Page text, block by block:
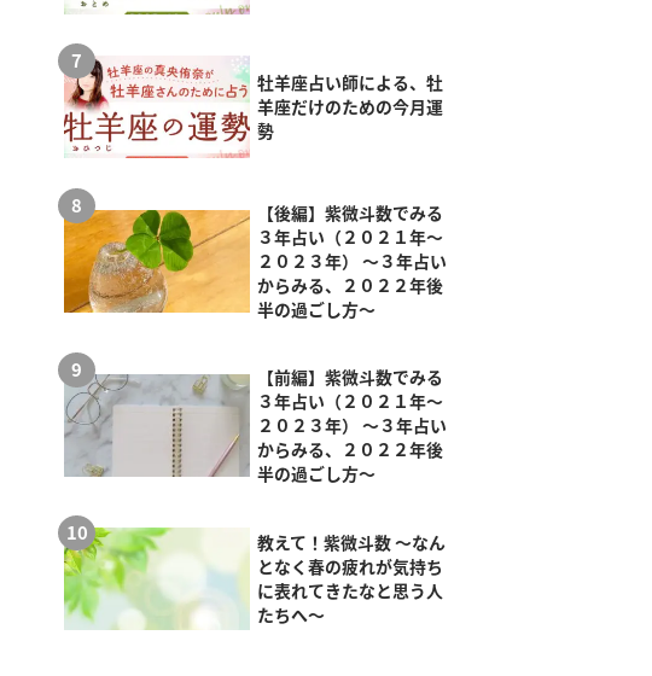
牡羊座占い師による、牡
羊座だけのための今月運
勢
【後編】紫微斗数でみる
３年占い（２０２１年～
２０２３年） ～３年占い
からみる、２０２２年後
半の過ごし方～
【前編】紫微斗数でみる
３年占い（２０２１年～
２０２３年） ～３年占い
からみる、２０２２年後
半の過ごし方～
教えて！紫微斗数 ～なん
となく春の疲れが気持ち
に表れてきたなと思う人
たちへ～